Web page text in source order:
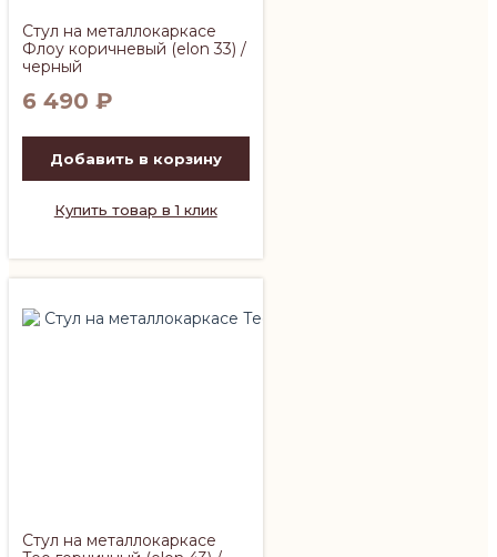
Стул на металлокаркасе
Флоу коричневый (elon 33) /
черный
6 490 ₽
Добавить в корзину
Купить товар в 1 клик
Стул на металлокаркасе